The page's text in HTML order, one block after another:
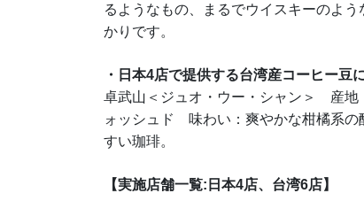
るようなもの、まるでウイスキーのよ
かりです。
・日本4店で提供する台湾産コーヒー豆
卓武山＜ジュオ・ウー・シャン＞ 産
ォッシュド 味わい：爽やかな柑橘系の
すい珈琲。
【実施店舗一覧:日本4店、台湾6店】